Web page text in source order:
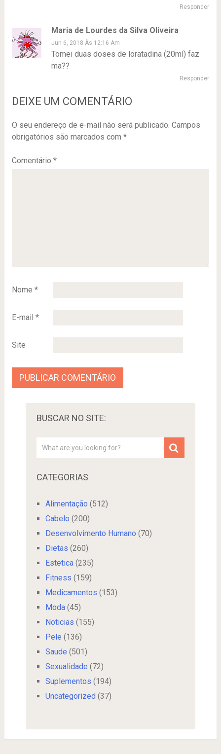
Responder
Maria de Lourdes da Silva Oliveira
Jun 6, 2018 Às 12:16 Am
Tomei duas doses de loratadina (20ml) faz
ma??
Responder
DEIXE UM COMENTÁRIO
O seu endereço de e-mail não será publicado. Campos
obrigatórios são marcados com *
Comentário *
Nome *
E-mail *
Site
BUSCAR NO SITE:
CATEGORIAS
Alimentação (512)
Cabelo (200)
Desenvolvimento Humano (70)
Dietas (260)
Estetica(235)
Fitness (159)
Medicamentos (153)
Moda(45)
Noticias (155)
Pele (136)
Saude (501)
Sexualidade (72)
Suplementos (194)
Uncategorized (37)